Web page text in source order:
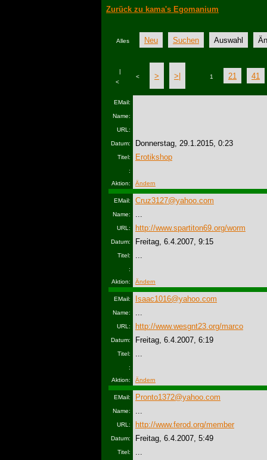
Zurück zu kama's Egomanium
Alles Neu Suchen Auswahl
|
<
< > >| 1 21 41
EMail:
Name:
URL:
Datum: Donnerstag, 29.1.2015, 0:23
Titel: Erotikshop
:
Aktion:
Ändern
EMail: Cruz3127@yahoo.com
Name: ...
URL: http://www.spartiton69.org/worm
Datum: Freitag, 6.4.2007, 9:15
Titel: ...
:
Aktion:
Ändern
EMail: Isaac1016@yahoo.com
Name: ...
URL: http://www.wesgnt23.org/marco
Datum: Freitag, 6.4.2007, 6:19
Titel: ...
:
Aktion:
Ändern
EMail: Pronto1372@yahoo.com
Name: ...
URL: http://www.ferod.org/member
Datum: Freitag, 6.4.2007, 5:49
Titel: ...